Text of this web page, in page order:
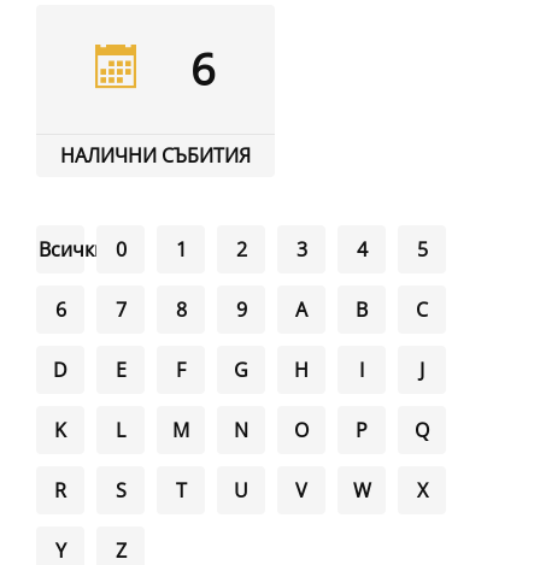
6
НАЛИЧНИ СЪБИТИЯ
Всички 0 1 2 3 4 5
6 7 8 9 A B C
D E F G H I J
K L M N O P Q
R S T U V W X
Y Z